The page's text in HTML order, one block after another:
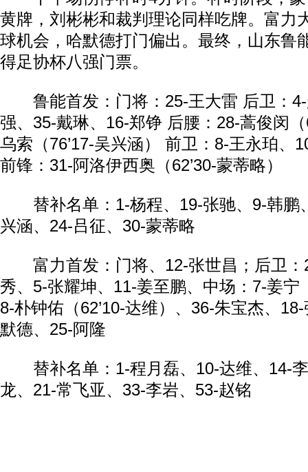
黄牌，刘彬彬和裁判理论同样吃牌。富力
球机会，哈默德打门偏出。最终，山东鲁
得足协杯八强门票。
鲁能首发：门将：25-王大雷 后卫：4-
强、35-戴琳、16-郑铮 后腰：28-蒿俊闵（
乌索（76’17-吴兴涵） 前卫：8-王永珀、
前锋：31-阿洛伊西奥（62’30-蒙蒂略）
替补名单：1-杨程、19-张驰、9-韩鹏
兴涵、24-吕征、30-蒙蒂略
富力首发：门将、12-张世昌；后卫：
秀、5-张耀坤、11-姜至鹏、中场：7-姜宁
8-朴钟佑（62’10-达维）、36-朱宝杰、
默德、25-阿隆
替补名单：1-程月磊、10-达维、14-李
龙、21-常飞亚、33-李岩、53-赵铭